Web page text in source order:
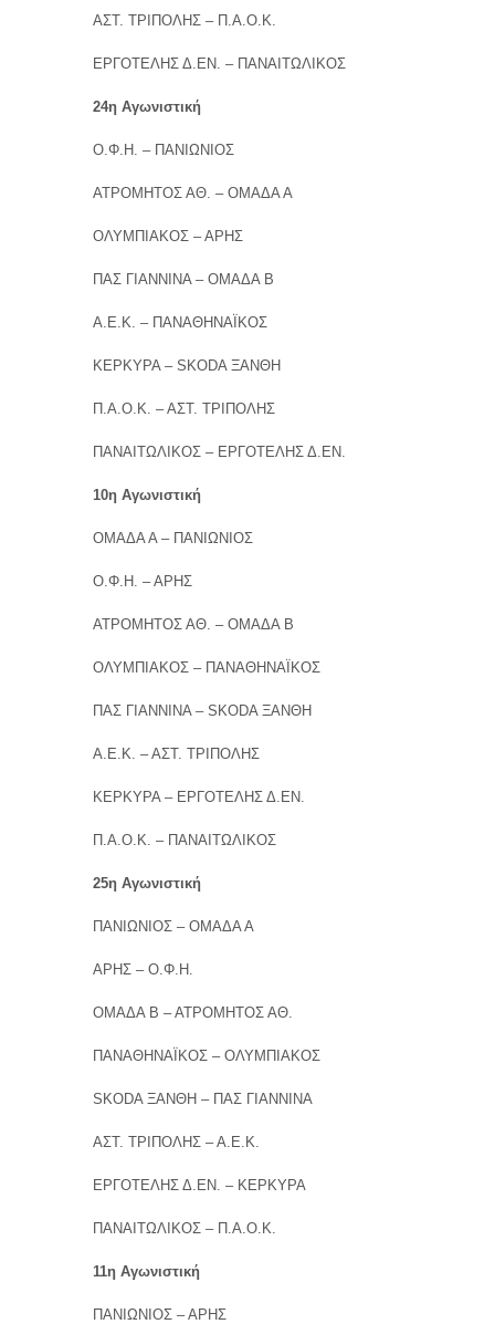
ΑΣΤ. ΤΡΙΠΟΛΗΣ – Π.Α.Ο.Κ.
ΕΡΓΟΤΕΛΗΣ Δ.ΕΝ. – ΠΑΝΑΙΤΩΛΙΚΟΣ
24η Αγωνιστική
Ο.Φ.Η. – ΠΑΝΙΩΝΙΟΣ
ΑΤΡΟΜΗΤΟΣ ΑΘ. – ΟΜΑΔΑ Α
ΟΛΥΜΠΙΑΚΟΣ – ΑΡΗΣ
ΠΑΣ ΓΙΑΝΝΙΝΑ – ΟΜΑΔΑ Β
Α.Ε.Κ. – ΠΑΝΑΘΗΝΑΪΚΟΣ
ΚΕΡΚΥΡΑ – SKODA ΞΑΝΘΗ
Π.Α.Ο.Κ. – ΑΣΤ. ΤΡΙΠΟΛΗΣ
ΠΑΝΑΙΤΩΛΙΚΟΣ – ΕΡΓΟΤΕΛΗΣ Δ.ΕΝ.
10η Αγωνιστική
ΟΜΑΔΑ Α – ΠΑΝΙΩΝΙΟΣ
Ο.Φ.Η. – ΑΡΗΣ
ΑΤΡΟΜΗΤΟΣ ΑΘ. – ΟΜΑΔΑ Β
ΟΛΥΜΠΙΑΚΟΣ – ΠΑΝΑΘΗΝΑΪΚΟΣ
ΠΑΣ ΓΙΑΝΝΙΝΑ – SKODA ΞΑΝΘΗ
Α.Ε.Κ. – ΑΣΤ. ΤΡΙΠΟΛΗΣ
ΚΕΡΚΥΡΑ – ΕΡΓΟΤΕΛΗΣ Δ.ΕΝ.
Π.Α.Ο.Κ. – ΠΑΝΑΙΤΩΛΙΚΟΣ
25η Αγωνιστική
ΠΑΝΙΩΝΙΟΣ – ΟΜΑΔΑ Α
ΑΡΗΣ – Ο.Φ.Η.
ΟΜΑΔΑ Β – ΑΤΡΟΜΗΤΟΣ ΑΘ.
ΠΑΝΑΘΗΝΑΪΚΟΣ – ΟΛΥΜΠΙΑΚΟΣ
SKODA ΞΑΝΘΗ – ΠΑΣ ΓΙΑΝΝΙΝΑ
ΑΣΤ. ΤΡΙΠΟΛΗΣ – Α.Ε.Κ.
ΕΡΓΟΤΕΛΗΣ Δ.ΕΝ. – ΚΕΡΚΥΡΑ
ΠΑΝΑΙΤΩΛΙΚΟΣ – Π.Α.Ο.Κ.
11η Αγωνιστική
ΠΑΝΙΩΝΙΟΣ – ΑΡΗΣ